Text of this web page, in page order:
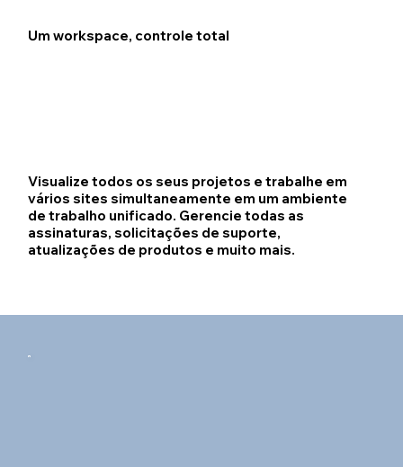
Um workspace, controle total
Visualize todos os seus projetos e trabalhe em
vários sites simultaneamente em um ambiente
de trabalho unificado. Gerencie todas as
assinaturas, solicitações de suporte,
atualizações de produtos e muito mais.